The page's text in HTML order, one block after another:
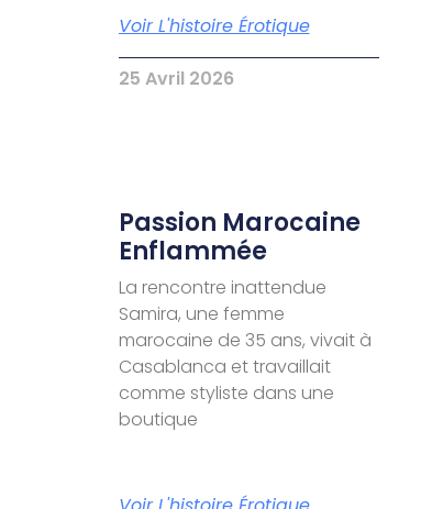
Voir L'histoire Érotique
25 Avril 2026
Passion Marocaine
Enflammée
La rencontre inattendue
Samira, une femme
marocaine de 35 ans, vivait à
Casablanca et travaillait
comme styliste dans une
boutique